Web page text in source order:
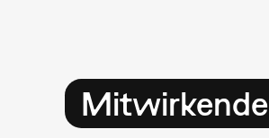
Mitwirkende